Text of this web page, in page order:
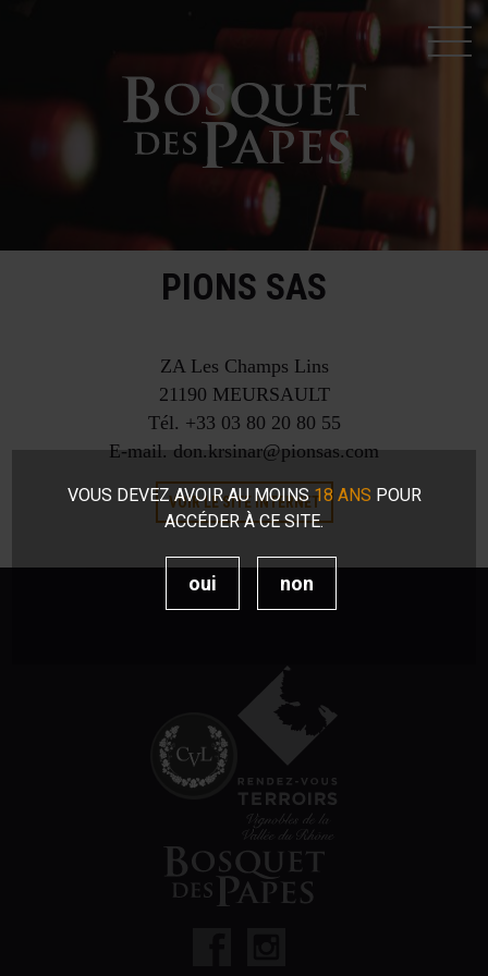
VOUS DEVEZ AVOIR AU MOINS18 ANS POUR
ACCÉDER À CE SITE.
oui non
PIONS SAS
ZA Les Champs Lins
21190 MEURSAULT
Tél. +33 03 80 20 80 55
E-mail. don.krsinar@pionsas.com
VOIR LE SITE INTERNET